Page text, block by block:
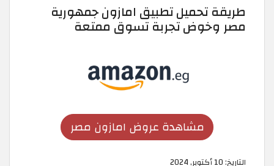
طريقة تحميل تطبيق امازون جمهورية
مصر وخوض تجربة تسوق ممتعة
مشاهدة عروض امازون مصر
التاريخ:10 أكتوبر, 2024